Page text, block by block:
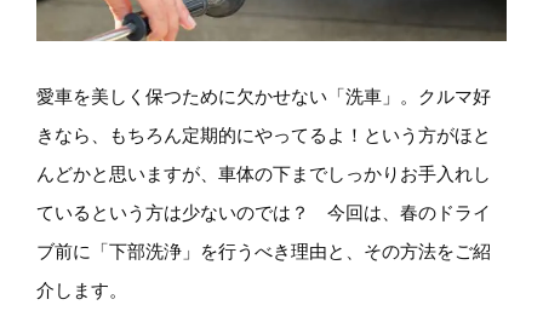
愛車を美しく保つために欠かせない「洗車」。クルマ好
きなら、もちろん定期的にやってるよ！という方がほと
んどかと思いますが、車体の下までしっかりお手入れし
ているという方は少ないのでは？ 今回は、春のドライ
ブ前に「下部洗浄」を行うべき理由と、その方法をご紹
介します。